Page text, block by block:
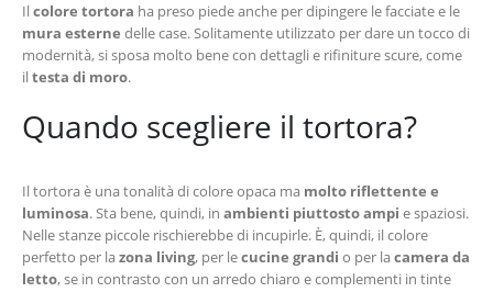
Ilcolore tortora ha preso piede anche per dipingere le facciate e le
mura esterne delle case. Solitamente utilizzato per dare un tocco di
modernità, si sposa molto bene con dettagli e rifiniture scure, come
iltesta di moro.
Quando scegliere il tortora?
Il tortora è una tonalità di colore opaca ma molto riflettente e
luminosa. Sta bene, quindi, in ambienti piuttosto ampi e spaziosi.
Nelle stanze piccole rischierebbe di incupirle. È, quindi, il colore
perfetto per lazona living, per lecucine grandi o per lacamera da
letto, se in contrasto con un arredo chiaro e complementi in tinte